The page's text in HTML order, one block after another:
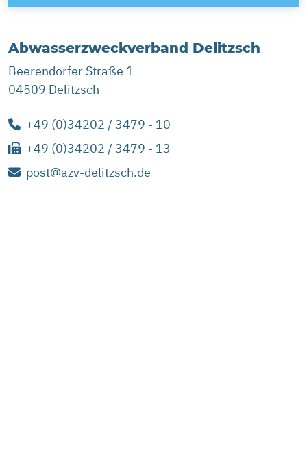
Abwasserzweckverband Delitzsch
Beerendorfer Straße 1
04509 Delitzsch
+49 (0)34202 / 3479 - 10
+49 (0)34202 / 3479 - 13
post@azv-delitzsch.de